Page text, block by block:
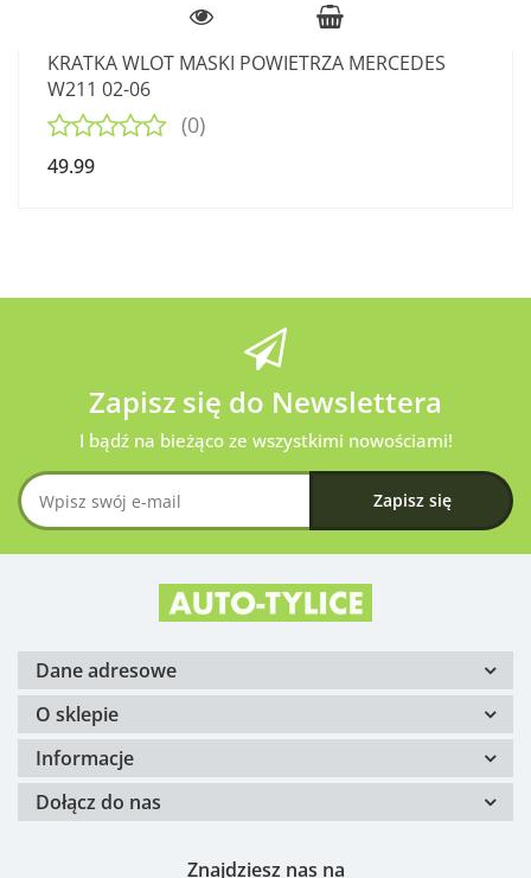
KRATKA WLOT MASKI POWIETRZA MERCEDES
W211 02-06
(0)
49.99
Zapisz się do Newslettera
I bądź na bieżąco ze wszystkimi nowościami!
Dane adresowe
O sklepie
Informacje
Dołącz do nas
Znajdziesz nas na